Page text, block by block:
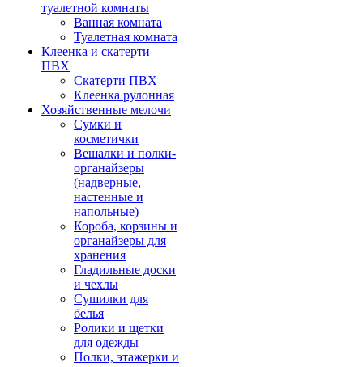
туалетной комнаты
Ванная комната
Туалетная комната
Клеенка и скатерти
ПВХ
Скатерти ПВХ
Клеенка рулонная
Хозяйственные мелочи
Сумки и
косметички
Вешалки и полки-
органайзеры
(надверные,
настенные и
напольные)
Короба, корзины и
органайзеры для
хранения
Гладильные доски
и чехлы
Сушилки для
белья
Ролики и щетки
для одежды
Полки, этажерки и